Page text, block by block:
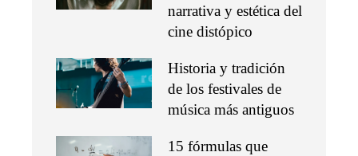
narrativa y estética del
cine distópico
Historia y tradición
de los festivales de
música más antiguos
15 fórmulas que